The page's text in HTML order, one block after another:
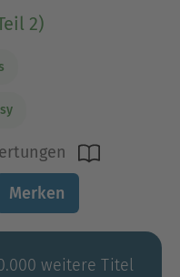
2)
Merken
weitere Titel